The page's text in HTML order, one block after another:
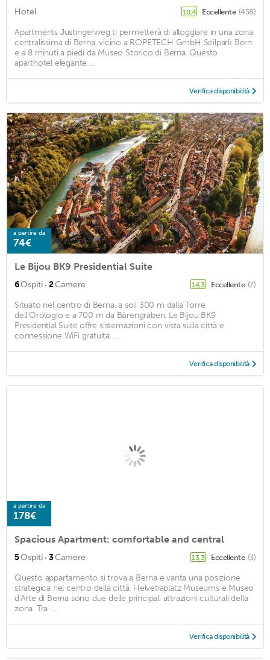
Hotel 10,4 Eccellente (458)
Apartments Justingerweg ti permetterà di alloggiare in una zona
centralissima di Berna, vicino a ROPETECH GmbH Seilpark Bern
e a 8 minuti a piedi da Museo Storico di Berna. Questo
aparthotel elegante ...
Verifica disponibilità
a partire da
74€
Le Bijou BK9 Presidential Suite
6Ospiti · 2Camere 14,3 Eccellente (7)
Situato nel centro di Berna, a soli 300 m dalla Torre
dell'Orologio e a 700 m da Bärengraben, Le Bijou BK9
Presidential Suite offre sistemazioni con vista sulla città e
connessione WiFi gratuita. ...
Verifica disponibilità
a partire da
178€
Spacious Apartment: comfortable and central
5Ospiti · 3Camere 13,3 Eccellente (3)
Questo appartamento si trova a Berna e vanta una posizione
strategica nel centro della città. Helvetiaplatz Museums e Museo
d'Arte di Berna sono due delle principali attrazioni culturali della
zona. Tra ...
Verifica disponibilità